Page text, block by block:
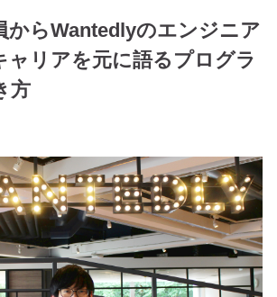
からWantedlyのエンジニア
ャリアを元に語るプログラ
方